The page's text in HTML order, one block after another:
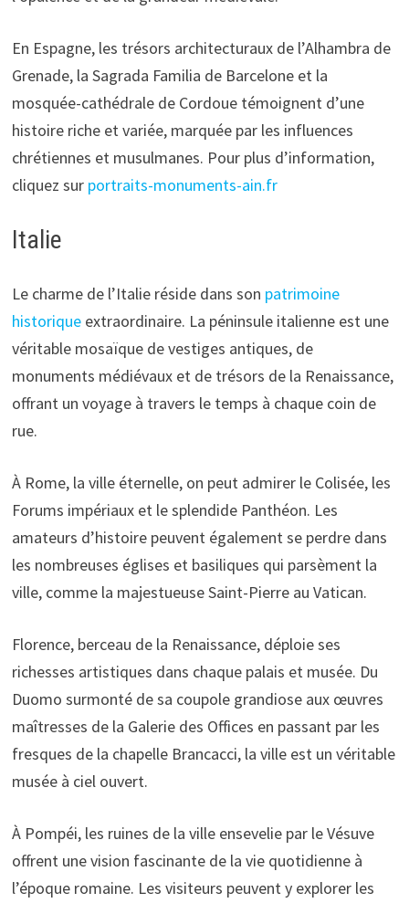
En Espagne, les trésors architecturaux de l’Alhambra de
Grenade, la Sagrada Familia de Barcelone et la
mosquée-cathédrale de Cordoue témoignent d’une
histoire riche et variée, marquée par les influences
chrétiennes et musulmanes. Pour plus d’information,
cliquez sur portraits-monuments-ain.fr
Italie
Le charme de l’Italie réside dans son patrimoine
historiqueextraordinaire. La péninsule italienne est une
véritable mosaïque de vestiges antiques, de
monuments médiévaux et de trésors de la Renaissance,
offrant un voyage à travers le temps à chaque coin de
rue.
À Rome, la ville éternelle, on peut admirer le Colisée, les
Forums impériaux et le splendide Panthéon. Les
amateurs d’histoire peuvent également se perdre dans
les nombreuses églises et basiliques qui parsèment la
ville, comme la majestueuse Saint-Pierre au Vatican.
Florence, berceau de la Renaissance, déploie ses
richesses artistiques dans chaque palais et musée. Du
Duomo surmonté de sa coupole grandiose aux œuvres
maîtresses de la Galerie des Offices en passant par les
fresques de la chapelle Brancacci, la ville est un véritable
musée à ciel ouvert.
À Pompéi, les ruines de la ville ensevelie par le Vésuve
offrent une vision fascinante de la vie quotidienne à
l’époque romaine. Les visiteurs peuvent y explorer les